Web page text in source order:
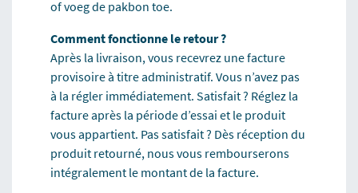
of voeg de pakbon toe.
Comment fonctionne le retour ?
Après la livraison, vous recevrez une facture
provisoire à titre administratif. Vous n’avez pas
à la régler immédiatement. Satisfait ? Réglez la
facture après la période d’essai et le produit
vous appartient. Pas satisfait ? Dès réception du
produit retourné, nous vous rembourserons
intégralement le montant de la facture.